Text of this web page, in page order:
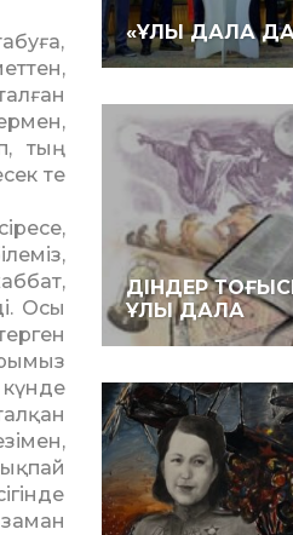
тың
те
Осы
«ҰЛЫ ДАЛА
ДІНДЕР
ҰЛЫ ДАЛА